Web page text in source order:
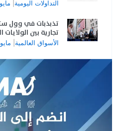
التداولات اليومية مايو 12, 2025
تذبذبات في وول
تجارية بين
الأسواق العالمية مايو 10,